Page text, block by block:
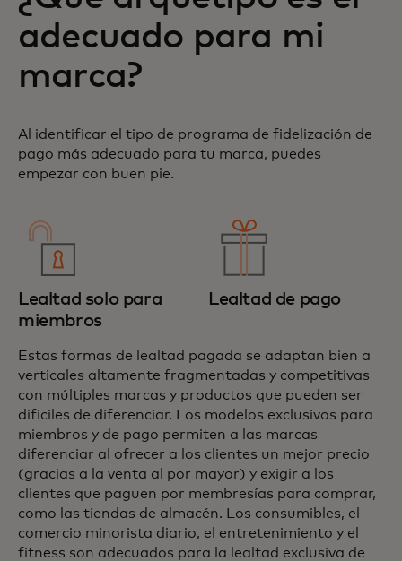
adecuado para mi
marca?
Al identificar el tipo de programa de fidelización de
pago más adecuado para tu marca, puedes
empezar con buen pie.
Lealtad solo para
miembros
Lealtad de pago
Estas formas de lealtad pagada se adaptan bien a
verticales altamente fragmentadas y competitivas
con múltiples marcas y productos que pueden ser
difíciles de diferenciar. Los modelos exclusivos para
miembros y de pago permiten a las marcas
diferenciar al ofrecer a los clientes un mejor precio
(gracias a la venta al por mayor) y exigir a los
clientes que paguen por membresías para comprar,
como las tiendas de almacén. Los consumibles, el
comercio minorista diario, el entretenimiento y el
fitness son adecuados para la lealtad exclusiva de